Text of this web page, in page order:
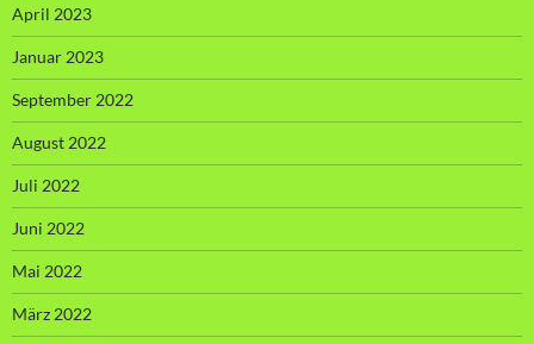
April 2023
Januar 2023
September 2022
August 2022
Juli 2022
Juni 2022
Mai 2022
März 2022